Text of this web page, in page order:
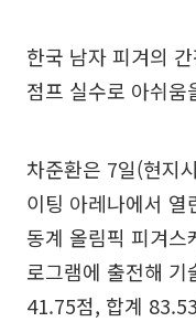
한국 남자 피겨의
점프 실수로 아쉬움
차준환은 7일(현지
이팅 아레나에서 열
동계 올림픽 피겨
로그램에 출전해
41.75점, 합계